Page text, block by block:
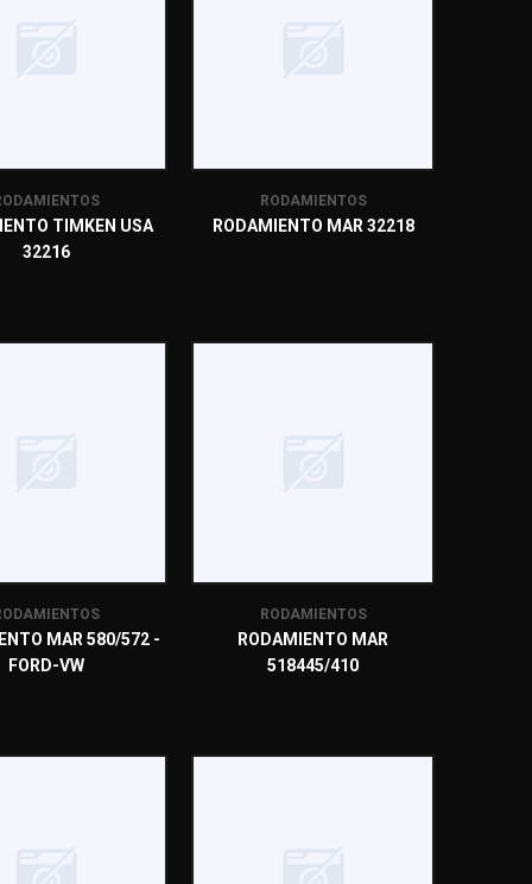
TIMKEN USA
32216
RODAMIENTOS
RODAMIENTO MAR 32218
MAR 580/572 -
FORD-VW
RODAMIENTOS
RODAMIENTO MAR
518445/410